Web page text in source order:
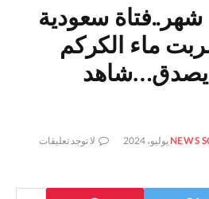
سعودية
ماء الكركم
يصدق…شاهد
NEWS
لا توجد تعليقات